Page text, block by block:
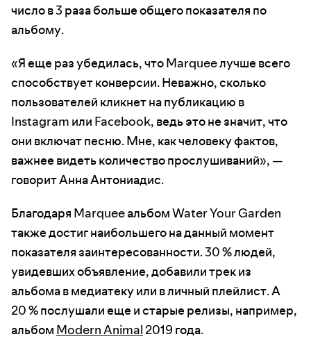
число в 3 раза больше общего показателя по
альбому.
«Я еще раз убедилась, что Marquee лучше всего
способствует конверсии. Неважно, сколько
пользователей кликнет на публикацию в
Instagram или Facebook, ведь это не значит, что
они включат песню. Мне, как человеку фактов,
важнее видеть количество прослушиваний», —
говорит Анна Антониадис.
Благодаря Marquee альбом Water Your Garden
также достиг наибольшего на данный момент
показателя заинтересованности. 30 % людей,
увидевших объявление, добавили трек из
альбома в медиатеку или в личный плейлист. А
20 % послушали еще и старые релизы, например,
альбом Modern Animal 2019 года.